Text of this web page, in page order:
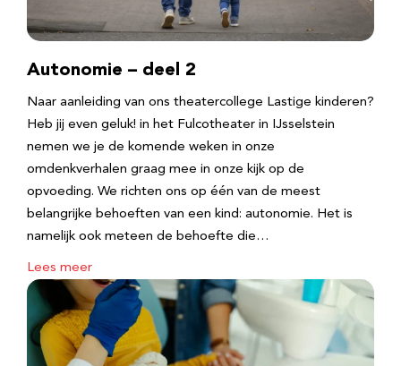
Autonomie – deel 2
Naar aanleiding van ons theatercollege Lastige kinderen?
Heb jij even geluk! in het Fulcotheater in IJsselstein
nemen we je de komende weken in onze
omdenkverhalen graag mee in onze kijk op de
opvoeding. We richten ons op één van de meest
belangrijke behoeften van een kind: autonomie. Het is
namelijk ook meteen de behoefte die…
Lees meer